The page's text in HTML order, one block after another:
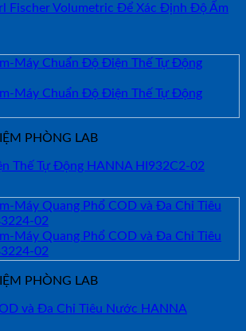
Fischer Volumetric Để Xác Định Độ Ẩm
PHÒNG LAB
Thế Tự Động HANNA HI932C2-02
PHÒNG LAB
và Đa Chỉ Tiêu Nước HANNA